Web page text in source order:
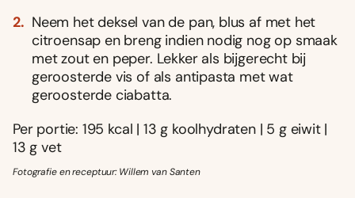
Neem het deksel van de pan, blus af met het
citroensap en breng indien nodig nog op smaak
met zout en peper. Lekker als bijgerecht bij
geroosterde vis of als antipasta met wat
geroosterde ciabatta.
Per portie: 195 kcal | 13 g koolhydraten | 5 g eiwit |
13 g vet
Fotografie en receptuur: Willem van Santen